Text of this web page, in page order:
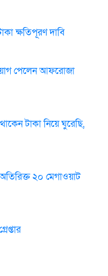
ক্ষতিপূরণ দাবি
পেলেন আফরোজা
টাকা নিয়ে ঘুরেছি,
২০ মেগাওয়াট